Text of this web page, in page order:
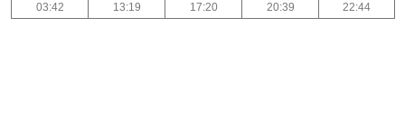
03:42
13:19 17:20 20:39 22:44